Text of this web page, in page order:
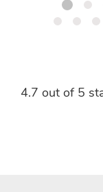
4.7 out of 5